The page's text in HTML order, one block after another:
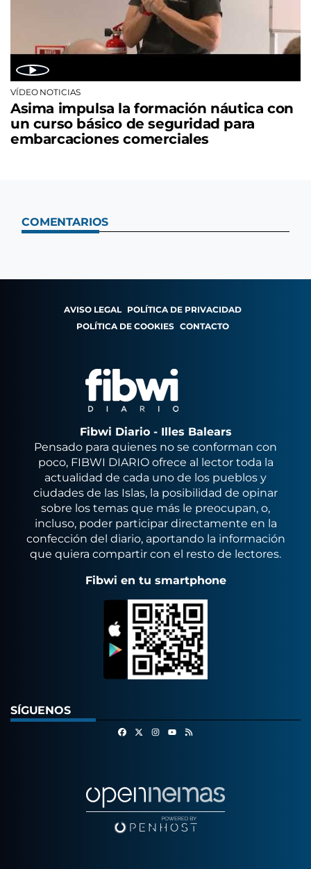
VÍDEO NOTICIAS
Asima impulsa la formación náutica con
un curso básico de seguridad para
embarcaciones comerciales
COMENTARIOS
AVISO LEGAL POLÍTICA DE PRIVACIDAD
POLÍTICA DE COOKIES CONTACTO
Fibwi Diario - Illes Balears
Pensado para quienes no se conforman con
poco, FIBWI DIARIO ofrece al lector toda la
actualidad de cada uno de los pueblos y
ciudades de las Islas, la posibilidad de opinar
sobre los temas que más le preocupan, o,
incluso, poder participar directamente en la
confección del diario, aportando la información
que quiera compartir con el resto de lectores.
Fibwi en tu smartphone
SÍGUENOS
FacebookInstagram